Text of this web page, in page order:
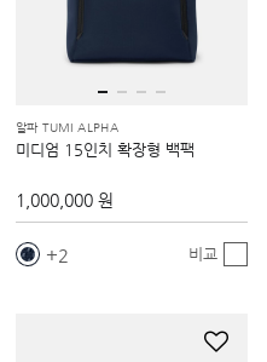
알파 TUMI ALPHA
미디엄 15인치 확장형 백팩
1,000,000 원
2 비교